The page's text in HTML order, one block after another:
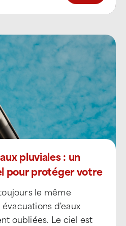
pluviales : un
pour protéger votre
le même
d'eaux
oubliées. Le ciel est